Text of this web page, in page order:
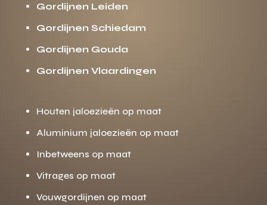
Gordijnen Leiden
Gordijnen Schiedam
Gordijnen Gouda
Gordijnen Vlaardingen
Houten jaloezieën op maat
Aluminium jaloezieën op maat
Inbetweens op maat
Vitrages op maat
Vouwgordijnen op maat